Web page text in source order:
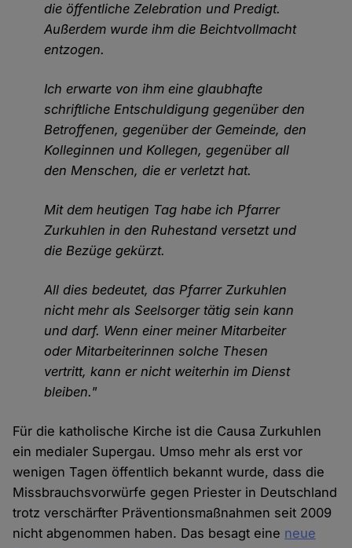
die öffentliche Zelebration und Predigt.
Außerdem wurde ihm die Beichtvollmacht
entzogen.
Ich erwarte von ihm eine glaubhafte
schriftliche Entschuldigung gegenüber den
Betroffenen, gegenüber der Gemeinde, den
Kolleginnen und Kollegen, gegenüber all
den Menschen, die er verletzt hat.
Mit dem heutigen Tag habe ich Pfarrer
Zurkuhlen in den Ruhestand versetzt und
die Bezüge gekürzt.
All dies bedeutet, das Pfarrer Zurkuhlen
nicht mehr als Seelsorger tätig sein kann
und darf. Wenn einer meiner Mitarbeiter
oder Mitarbeiterinnen solche Thesen
vertritt, kann er nicht weiterhin im Dienst
bleiben."
Für die katholische Kirche ist die Causa Zurkuhlen
ein medialer Supergau. Umso mehr als erst vor
wenigen Tagen öffentlich bekannt wurde, dass die
Missbrauchsvorwürfe gegen Priester in Deutschland
trotz verschärfter Präventionsmaßnahmen seit 2009
nicht abgenommen haben. Das besagt eine neue